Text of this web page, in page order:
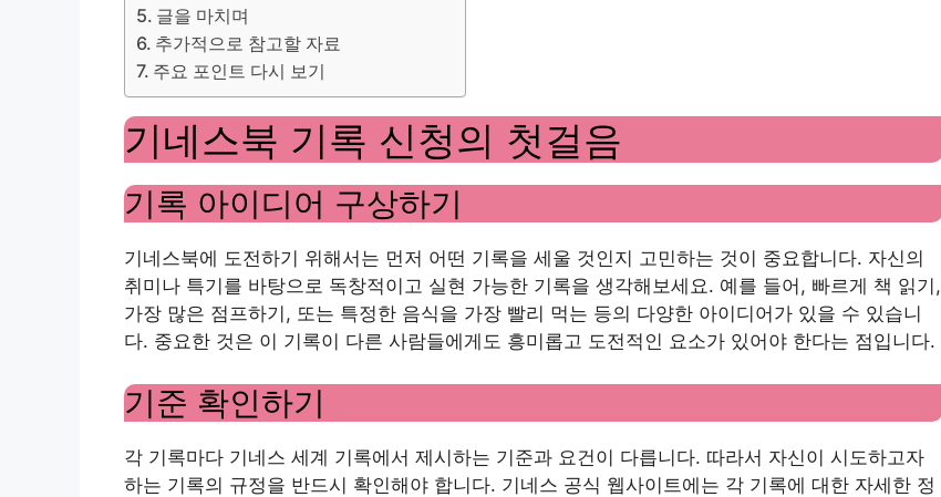
글을 마치며
추가적으로 참고할 자료
주요 포인트 다시 보기
기네스북 기록 신청의 첫걸음
기록 아이디어 구상하기
기네스북에 도전하기 위해서는 먼저 어떤 기록을 세울 것인지 고민하는 것이 중요합니다. 자신의
취미나 특기를 바탕으로 독창적이고 실현 가능한 기록을 생각해보세요. 예를 들어, 빠르게 책 읽기,
가장 많은 점프하기, 또는 특정한 음식을 가장 빨리 먹는 등의 다양한 아이디어가 있을 수 있습니
다. 중요한 것은 이 기록이 다른 사람들에게도 흥미롭고 도전적인 요소가 있어야 한다는 점입니다.
기준 확인하기
각 기록마다 기네스 세계 기록에서 제시하는 기준과 요건이 다릅니다. 따라서 자신이 시도하고자
하는 기록의 규정을 반드시 확인해야 합니다. 기네스 공식 웹사이트에는 각 기록에 대한 자세한 정